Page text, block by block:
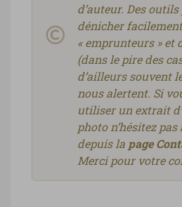
d’auteur. Des
dénicher
« emprunteurs » et
(dans le pire des
d’ailleurs souvent
nous alertent. Si
utiliser un extrait
photo n’hésitez
depuis la page
Merci pour votre